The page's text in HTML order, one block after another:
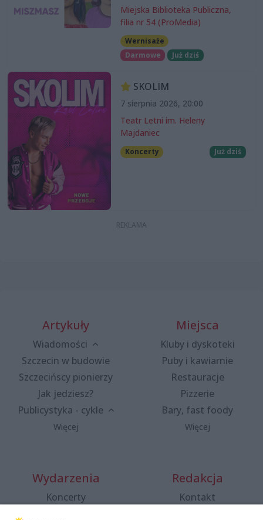
Miejska Biblioteka Publiczna,
filia nr 54 (ProMedia)
Wernisaże
Darmowe
Już dziś
SKOLIM
7 sierpnia 2026, 20:00
Teatr Letni im. Heleny
Majdaniec
Koncerty Już dziś
Artykuły
Wiadomości
Szczecin w budowie
Szczecińscy pionierzy
Jak jedziesz?
Publicystyka - cykle
Więcej
Miejsca
Kluby i dyskoteki
Puby i kawiarnie
Restauracje
Pizzerie
Bary, fast foody
Więcej
Wydarzenia
Koncerty
Redakcja
Kontakt